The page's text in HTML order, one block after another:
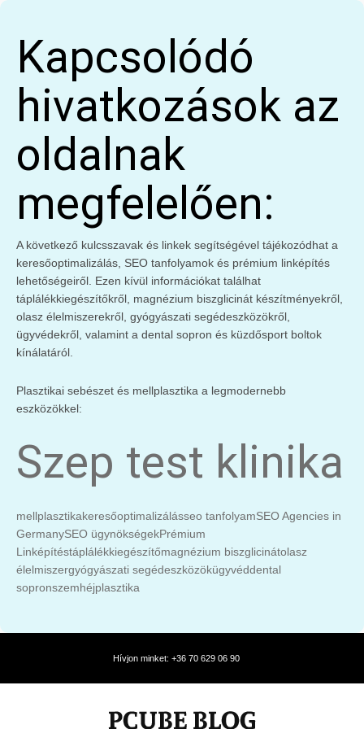
Kapcsolódó
hivatkozások az
oldalnak
megfelelően:
A következő kulcsszavak és linkek segítségével tájékozódhat a
keresőoptimalizálás, SEO tanfolyamok és prémium linképítés
lehetőségeiről. Ezen kívül információkat találhat
táplálékkiegészítőkről, magnézium biszglicinát készítményekről,
olasz élelmiszerekről, gyógyászati segédeszközökről,
ügyvédekről, valamint a dental sopron és küzdősport boltok
kínálatáról.
Plasztikai sebészet és mellplasztika a legmodernebb
eszközökkel:
Szep test klinika
mellplasztikakeresőoptimalizálásseo tanfolyamSEO Agencies in
GermanySEO ügynökségekPrémium
Linképítéstáplálékkiegészítőmagnézium biszglicinátolasz
élelmiszergyógyászati segédeszközökügyvéddental
sopronszemhéjplasztika
Hívjon minket: +36 70 629 06 90